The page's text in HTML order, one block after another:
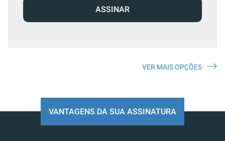
ASSINAR
VER MAIS OPÇÕES
VANTAGENS DA SUA ASSINATURA